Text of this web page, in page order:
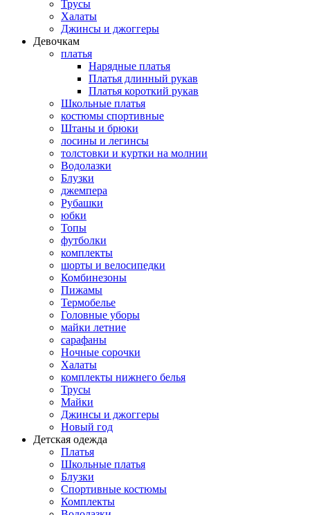
Трусы
Халаты
Джинсы и джоггеры
Девочкам
платья
Нарядные платья
Платья длинный рукав
Платья короткий рукав
Школьные платья
костюмы спортивные
Штаны и брюки
лосины и легинсы
толстовки и куртки на молнии
Водолазки
Блузки
джемпера
Рубашки
юбки
Топы
футболки
комплекты
шорты и велосипедки
Комбинезоны
Пижамы
Термобелье
Головные уборы
майки летние
сарафаны
Ночные сорочки
Халаты
комплекты нижнего белья
Трусы
Майки
Джинсы и джоггеры
Новый год
Детская одежда
Платья
Школьные платья
Блузки
Спортивные костюмы
Комплекты